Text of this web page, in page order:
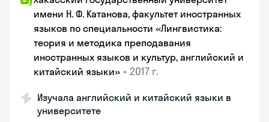
имени Н. Ф. Катанова, факультет иностранных
языков по специальности «Лингвистика:
теория и методика преподавания
иностранных языков и культур, английский и
китайский языки» • 2017 г.
Изучала английский и китайский языки в
университете